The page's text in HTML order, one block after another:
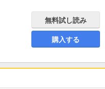
無料試し読み
購入する